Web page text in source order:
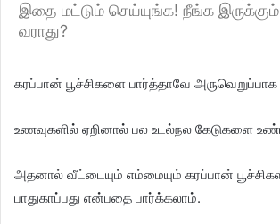
இதை மட்டும் செய்யுங்க! நீங்க
வராது?
கரப்பான் பூச்சிகளை பார்த்தாவே அருவெறுப்பாக
உணவுகளில் ஏறினால் பல உடல்நல கேடுகளை
அதனால் வீட்டையும் எம்மையும் கரப்பான்
பாதுகாப்பது என்பதை பார்க்கலாம்.